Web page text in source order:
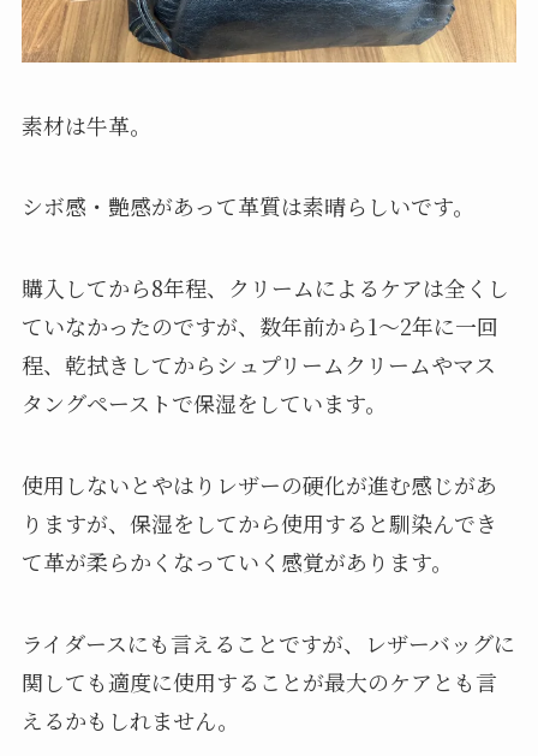
素材は牛革。
シボ感・艶感があって革質は素晴らしいです。
購入してから8年程、クリームによるケアは全くし
ていなかったのですが、数年前から1〜2年に一回
程、乾拭きしてからシュプリームクリームやマス
タングペーストで保湿をしています。
使用しないとやはりレザーの硬化が進む感じがあ
りますが、保湿をしてから使用すると馴染んでき
て革が柔らかくなっていく感覚があります。
ライダースにも言えることですが、レザーバッグに
関しても適度に使用することが最大のケアとも言
えるかもしれません。